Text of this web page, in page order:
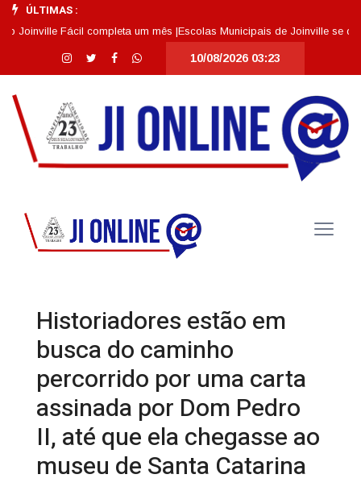
ÚLTIMAS :
Fácil completa um mês | Escolas Municipais de Joinville se
10/08/2026 03:23
Historiadores estão em
busca do caminho
percorrido por uma carta
assinada por Dom Pedro
II, até que ela chegasse ao
museu de Santa Catarina